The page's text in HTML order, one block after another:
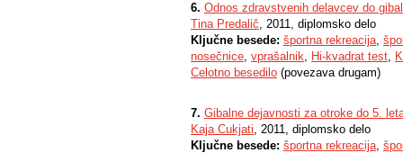
6. Odnos zdravstvenih delavcev do
Tina Predalič, 2011, diplomsko delo
Ključne besede: športna rekreacija,
nosečnice, vprašalnik, Hi-kvadrat test,
Celotno besedilo (povezava drugam)
7. Gibalne dejavnosti za otroke do 5.
Kaja Cukjati, 2011, diplomsko delo
Ključne besede: športna rekreacija,